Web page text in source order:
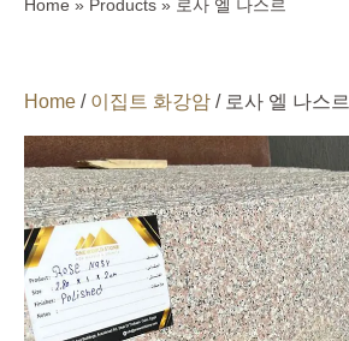
Home » Products » 로사 엘 나스르
Home / 이집트 화강암 / 로사 엘 나스르